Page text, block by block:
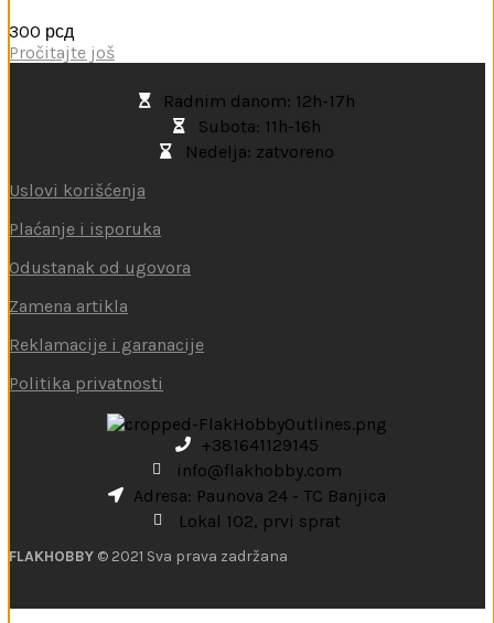
300 рсд
Pročitajte još
Radnim danom: 12h-17h
Subota: 11h-16h
Nedelja: zatvoreno
Uslovi korišćenja
Plaćanje i isporuka
Odustanak od ugovora
Zamena artikla
Reklamacije i garanacije
Politika privatnosti
+381641129145
info@flakhobby.com
Adresa: Paunova 24 - TC Banjica
Lokal 102, prvi sprat
FLAKHOBBY © 2021 Sva prava zadržana